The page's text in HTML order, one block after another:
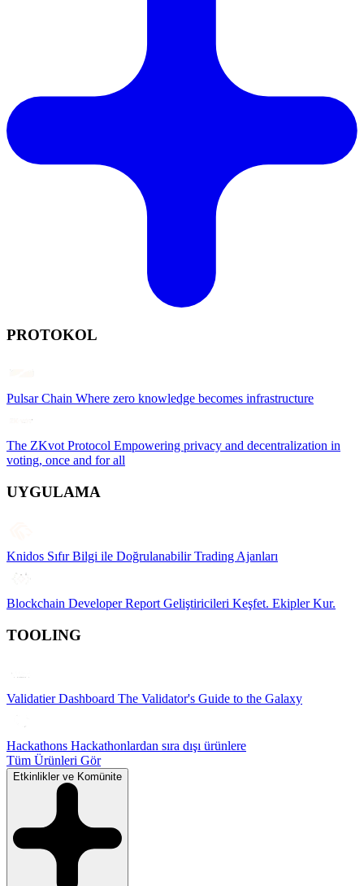
PROTOKOL
Pulsar Chain Where zero knowledge becomes infrastructure
The ZKvot Protocol Empowering privacy and decentralization in
voting, once and for all
UYGULAMA
Knidos Sıfır Bilgi ile Doğrulanabilir Trading Ajanları
Blockchain Developer Report Geliştiricileri Keşfet. Ekipler Kur.
TOOLING
Validatier Dashboard The Validator's Guide to the Galaxy
Hackathons Hackathonlardan sıra dışı ürünlere
Tüm Ürünleri Gör
Etkinlikler ve Komünite